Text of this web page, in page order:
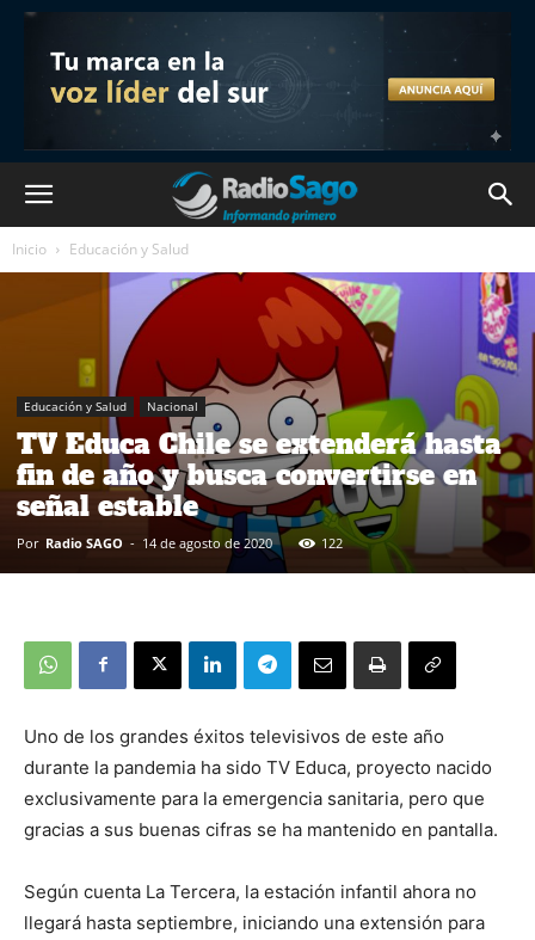
Inicio Educación y Salud
Educación y Salud Nacional
TV Educa Chile se extenderá hasta
fin de año y busca convertirse en
señal estable
Por Radio SAGO - 14 de agosto de 2020 122
Uno de los grandes éxitos televisivos de este año
durante la pandemia ha sido TV Educa, proyecto nacido
exclusivamente para la emergencia sanitaria, pero que
gracias a sus buenas cifras se ha mantenido en pantalla.
Según cuenta La Tercera, la estación infantil ahora no
llegará hasta septiembre, iniciando una extensión para